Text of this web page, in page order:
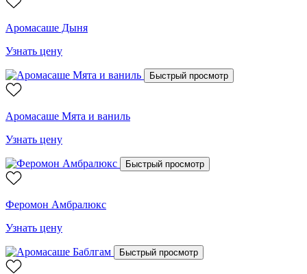
Аромасаше Дыня
Узнать цену
Быстрый просмотр
Аромасаше Мята и ваниль
Узнать цену
Быстрый просмотр
Феромон Амбралюкс
Узнать цену
Быстрый просмотр